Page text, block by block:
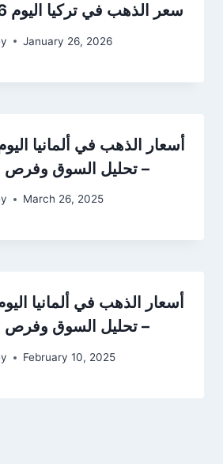
سعر الذهب في تركيا اليوم 26 يناير 2026
January 26, 2026
– تحليل السوق وفرص
March 26, 2025
– تحليل السوق وفرص
February 10, 2025